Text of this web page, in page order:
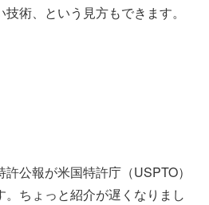
術、という見方もできます。
公報が米国特許庁（USPTO）
ちょっと紹介が遅くなりまし